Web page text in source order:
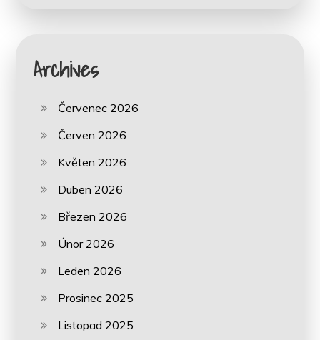
Archives
Červenec 2026
Červen 2026
Květen 2026
Duben 2026
Březen 2026
Únor 2026
Leden 2026
Prosinec 2025
Listopad 2025